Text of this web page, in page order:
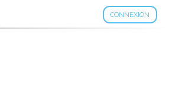
CONNEXION